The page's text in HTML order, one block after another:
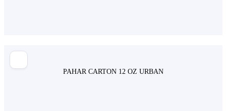
PAHAR CARTON 12 OZ URBAN